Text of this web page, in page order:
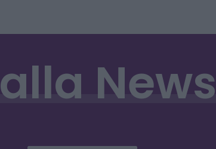
alla